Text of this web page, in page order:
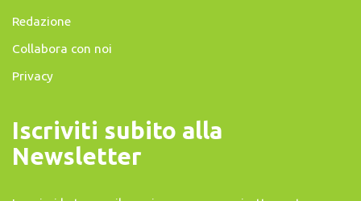
Redazione
Collabora con noi
Privacy
Iscriviti subito alla
Newsletter